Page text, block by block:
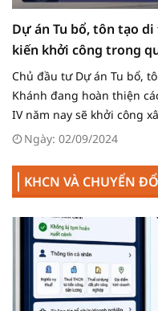
Dự án Tu bổ, tôn tạo
kiến khởi công trong
Chủ đầu tư Dự án Tu bổ,
Khánh đang hoàn thiện
IV năm nay sẽ khởi công
Ngày: 02/09/2024
KHCN VÀ CHUYỂN